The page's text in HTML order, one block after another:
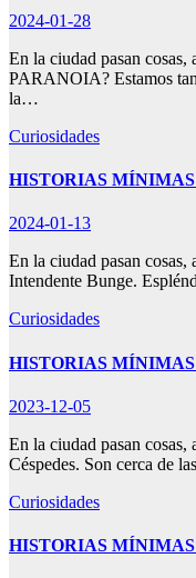
2024-01-28
En la ciudad pasan cosas,
PARANOIA? Estamos
la…
Curiosidades
HISTORIAS
2024-01-13
En la ciudad pasan cosas,
Intendente Bunge.
Curiosidades
HISTORIAS
2023-12-05
En la ciudad pasan
Céspedes. Son cerca de
Curiosidades
HISTORIAS